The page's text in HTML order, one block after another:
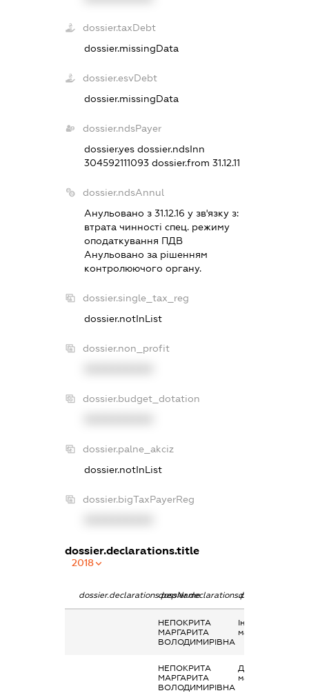
dossier.taxDebt
dossier.missingData
dossier.esvDebt
dossier.missingData
dossier.ndsPayer
dossier.yesdossier.ndsInn
304592111093dossier.from 31.12.11
dossier.ndsAnnul
Анульовано з 31.12.16 у зв'язку з:
втрата чинностi спец. режиму
оподаткування ПДВ
Анульовано за рiшенням
контролюючого органу.
dossier.single_tax_reg
dossier.notInList
dossier.non_profit
dossier.budget_dotation
dossier.palne_akciz
dossier.notInList
dossier.bigTaxPayerReg
dossier.declarations.title
2018
dossier.declarations.pepNamedossier.declarations.personName
НЕПОКРИТА
МАРГАРИТА
ВОЛОДИМИРІВНА
Інше, надання
майна в лізинг
НЕПОКРИТА
МАРГАРИТА
ВОЛОДИМИРІВНА
Дохід від
майна в оренду